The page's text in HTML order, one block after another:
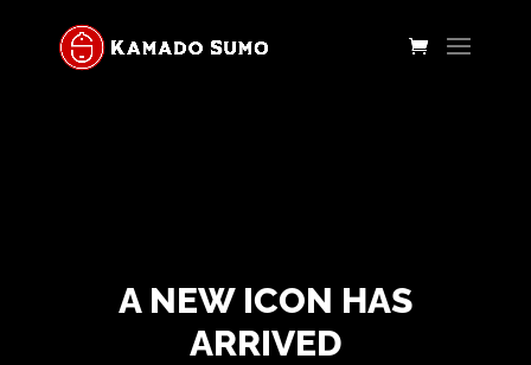
A NEW ICON HAS
ARRIVED